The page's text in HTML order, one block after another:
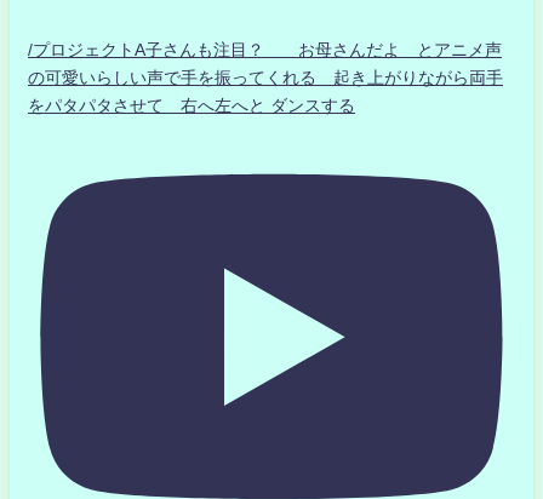
/プロジェクトA子さんも注目？ お母さんだよ とアニメ声
の可愛いらしい声で手を振ってくれる 起き上がりながら両手
をパタパタさせて 右へ左へと ダンスする